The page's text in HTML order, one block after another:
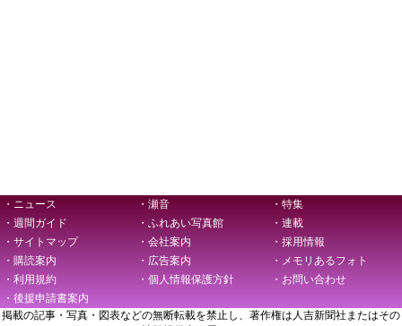
・ニュース ・瀬音
・特集
・週間ガイド
・ふれあい写真館
・連載
・サイトマップ
・会社案内
・採用情報
・購読案内
・広告案内
・メモリあるフォト
・利用規約
・個人情報保護方針
・お問い合わせ
・後援申請書案内
掲載の記事・写真・図表などの無断転載を禁止し、著作権は人吉新聞社またはその